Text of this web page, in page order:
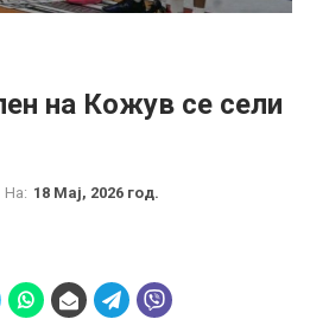
на Кожув се сели
На: 18 Мај, 2026 год.